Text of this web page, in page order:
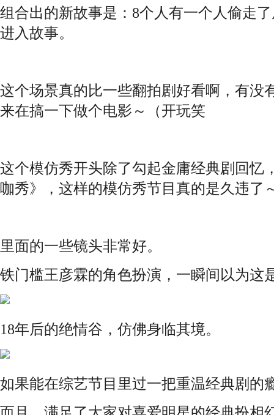
组合出的新故事是：8个人有一个人偷走
进入故事。
这个场景真的比一些翻拍剧好看啊，有没
来在搞一下做个电影～（开玩笑
这个模仿秀开头除了勾起金庸经典剧回忆
咖秀》，这样的模仿秀节目真的是久违了
里面的一些镜头非常好。
铁门槛王彦霖的角色扮演，一瞬间以为这
18年后的绝情谷，仿佛身临其境。
如果能在综艺节目里过一把重温经典剧的